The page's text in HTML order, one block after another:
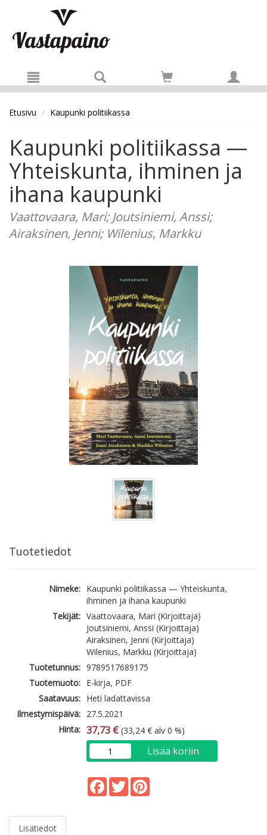
Etusivu Kaupunki politiikassa
Kaupunki politiikassa —
Yhteiskunta, ihminen ja
ihana kaupunki
Vaattovaara, Mari; Joutsiniemi, Anssi;
Airaksinen, Jenni; Wilenius, Markku
Tuotetiedot
Nimeke: Kaupunki politiikassa — Yhteiskunta,
ihminen ja ihana kaupunki
Tekijät: Vaattovaara, Mari (Kirjoittaja)
Joutsiniemi, Anssi (Kirjoittaja)
Airaksinen, Jenni (Kirjoittaja)
Wilenius, Markku (Kirjoittaja)
Tuotetunnus: 9789517689175
Tuotemuoto: E-kirja, PDF
Saatavuus: Heti ladattavissa
Ilmestymispäivä: 27.5.2021
Hinta: 37,73 € (33,24 € alv 0 %)
Lisää koriin
Facebook
Twitter
Lisätiedot